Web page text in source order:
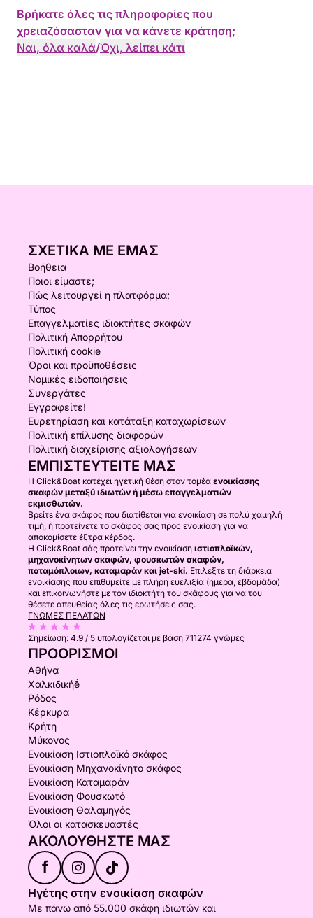
Βρήκατε όλες τις πληροφορίες που
χρειαζόσασταν για να κάνετε κράτηση;
Ναι, όλα καλά/Όχι, λείπει κάτι
ΣΧΕΤΙΚΆ ΜΕ ΕΜΆΣ
Βοήθεια
Ποιοι είμαστε;
Πώς λειτουργεί η πλατφόρμα;
Τύπος
Επαγγελματίες ιδιοκτήτες σκαφών
Πολιτική Απορρήτου
Πολιτική cookie
Όροι και προϋποθέσεις
Νομικές ειδοποιήσεις
Συνεργάτες
Εγγραφείτε!
Ευρετηρίαση και κατάταξη καταχωρίσεων
Πολιτική επίλυσης διαφορών
Πολιτική διαχείρισης αξιολογήσεων
ΕΜΠΙΣΤΕΥΤΕΊΤΕ ΜΑΣ
Η Click&Boat κατέχει ηγετική θέση στον τομέα ενοικίασης
σκαφών μεταξύ ιδιωτών ή μέσω επαγγελματιών
εκμισθωτών.
Βρείτε ένα σκάφος που διατίθεται για ενοικίαση σε πολύ χαμηλή
τιμή, ή προτείνετε το σκάφος σας προς ενοικίαση για να
αποκομίσετε έξτρα κέρδος.
Η Click&Boat σάς προτείνει την ενοικίαση ιστιοπλοϊκών,
μηχανοκίνητων σκαφών, φουσκωτών σκαφών,
ποταμόπλοιων, καταμαράν και jet-ski. Επιλέξτε τη διάρκεια
ενοικίασης που επιθυμείτε με πλήρη ευελιξία (ημέρα, εβδομάδα)
και επικοινωνήστε με τον ιδιοκτήτη του σκάφους για να του
θέσετε απευθείας όλες τις ερωτήσεις σας.
ΓΝΏΜΕΣ ΠΕΛΑΤΏΝ
Σημείωση: 4.9 / 5 υπολογίζεται με βάση 711274 γνώμες
ΠΡΟΟΡΙΣΜΟΊ
Αθήνα
Χαλκιδικήḗ
Ρόδος
Κέρκυρα
Κρήτη
Μύκονος
Ενοικίαση Ιστιοπλοϊκό σκάφος
Ενοικίαση Μηχανοκίνητο σκάφος
Ενοικίαση Καταμαράν
Ενοικίαση Φουσκωτό
Ενοικίαση Θαλαμηγός
Όλοι οι κατασκευαστές
ΑΚΟΛΟΥΘΉΣΤΕ ΜΑΣ
f
Ηγέτης στην ενοικίαση σκαφών
Με πάνω από 55.000 σκάφη ιδιωτών και